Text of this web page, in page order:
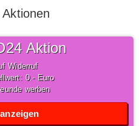
Aktion
Widerruf
0,- Euro
werben